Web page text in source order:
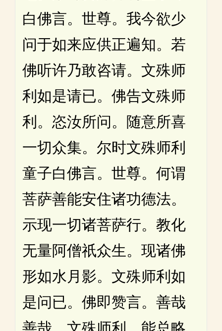
白佛言。世尊。我今欲少
问于如来应供正遍知。若
佛听许乃敢咨请。文殊师
利如是请已。佛告文殊师
利。恣汝所问。随意所喜
一切众集。尔时文殊师利
童子白佛言。世尊。何谓
菩萨善能安住诸功德法。
示现一切诸菩萨行。教化
无量阿僧祇众生。现诸佛
形如水月影。文殊师利如
是问已。佛即赞言。善哉
善哉。文殊师利。能总略